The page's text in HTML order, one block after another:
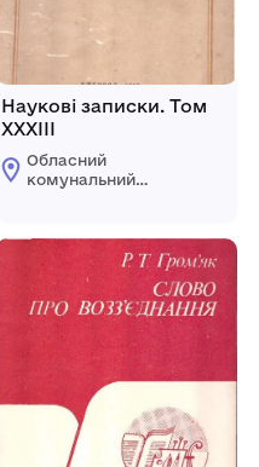
Наукові записки. Том
ХХХІІІ
Обласний
комунальний
Володимира